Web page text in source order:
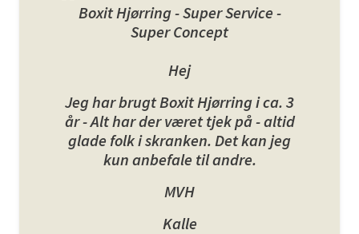
Boxit Hjørring - Super Service -
Super Concept
Hej
Jeg har brugt Boxit Hjørring i ca. 3
år - Alt har der været tjek på - altid
glade folk i skranken. Det kan jeg
kun anbefale til andre.
MVH
Kalle